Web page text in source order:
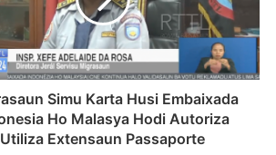
Simu Karta Husi Embaixada
Ho Malasya Hodi Autoriza
Utiliza Extensaun Passaporte